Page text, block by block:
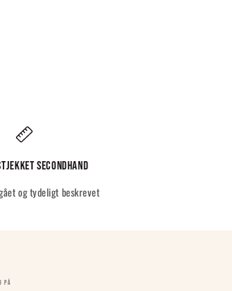
Secondhand
og tydeligt beskrevet
PÅ